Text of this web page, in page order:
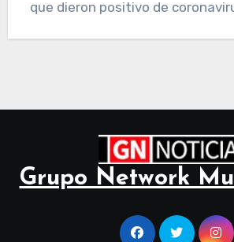
que dieron positivo de
Grupo Network